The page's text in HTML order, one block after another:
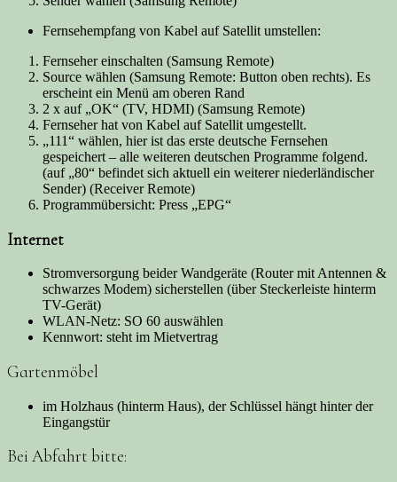
Fernsehempfang von Kabel auf Satellit umstellen:
Fernseher einschalten (Samsung Remote)
Source wählen (Samsung Remote: Button oben rechts). Es
erscheint ein Menü am oberen Rand
2 x auf „OK“ (TV, HDMI) (Samsung Remote)
Fernseher hat von Kabel auf Satellit umgestellt.
„111“ wählen, hier ist das erste deutsche Fernsehen
gespeichert – alle weiteren deutschen Programme folgend.
(auf „80“ befindet sich aktuell ein weiterer niederländischer
Sender) (Receiver Remote)
Programmübersicht: Press „EPG“
Internet
Stromversorgung beider Wandgeräte (Router mit Antennen &
schwarzes Modem) sicherstellen (über Steckerleiste hinterm
TV-Gerät)
WLAN-Netz: SO 60 auswählen
Kennwort: steht im Mietvertrag
Gartenmöbel
im Holzhaus (hinterm Haus), der Schlüssel hängt hinter der
Eingangstür
Bei Abfahrt bitte: